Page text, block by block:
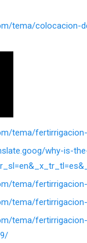
tema/colocacion-
tema/
why-is-
tema/
tema/
tema/